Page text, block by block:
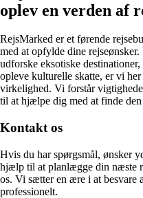
oplev en verden af
RejsMarked er et førende
med at opfylde dine
udforske eksotiske
opleve kulturelle skatte, er vi
virkelighed. Vi forstår
til at hjælpe dig med at finde den
Kontakt os
Hvis du har spørgsmål, ønsker
hjælp til at planlægge din næste
os. Vi sætter en ære i at besvare
professionelt.